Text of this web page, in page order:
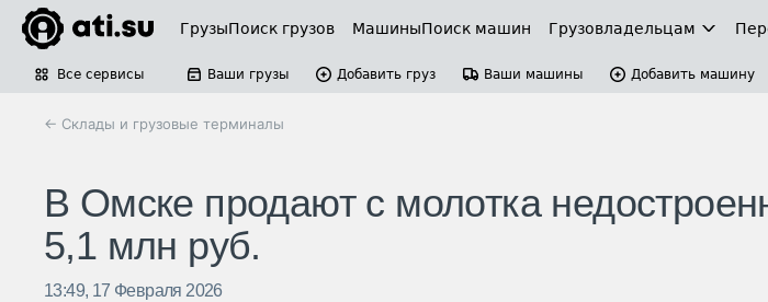
ГрузыПоиск грузов МашиныПоиск машин Грузовладельцам
Все сервисы Ваши грузы Добавить груз Ваши машины Добавить машину
← Склады и грузовые терминалы
В Омске продают с молотка
5,1 млн руб.
13:49, 17 Февраля 2026